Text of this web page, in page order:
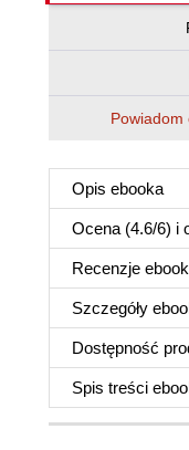
Opis ebooka
Ocena (4.6/6) i
Recenzje
Szczegóły
Dostępność
Spis treści